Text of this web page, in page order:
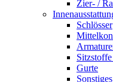
Zier- /
Schlösser
Gurte
Sonstiges